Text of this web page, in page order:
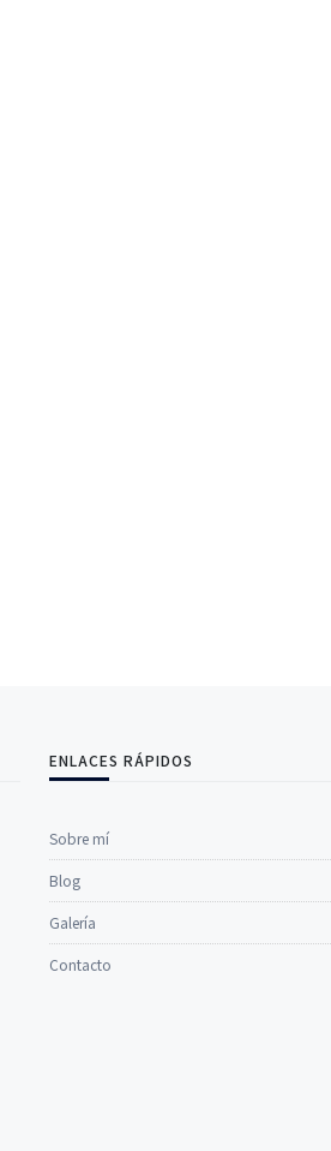
ENLACES RÁPIDOS
Sobre mí
Blog
Galería
Contacto